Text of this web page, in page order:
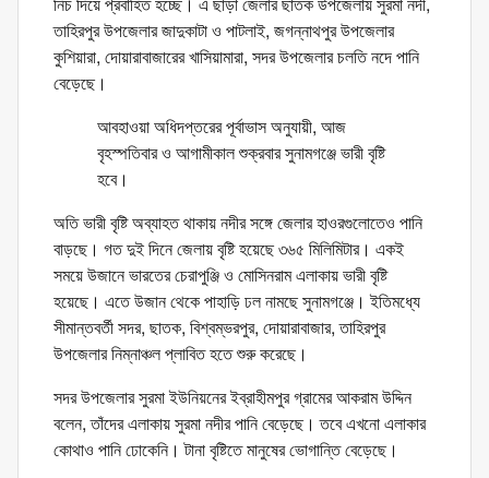
তাহিরপুর উপজেলার জাদুকাটা ও পাটলাই, জগন্নাথপুর উপজেলার
কুশিয়ারা, দোয়ারাবাজারের খাসিয়ামারা, সদর উপজেলার চলতি নদে পানি
বেড়েছে।
আবহাওয়া অধিদপ্তরের পূর্বাভাস অনুযায়ী, আজ
বৃহস্পতিবার ও আগামীকাল শুক্রবার সুনামগঞ্জে ভারী বৃষ্টি
হবে।
অতি ভারী বৃষ্টি অব্যাহত থাকায় নদীর সঙ্গে জেলার হাওরগুলোতেও পানি
বাড়ছে। গত দুই দিনে জেলায় বৃষ্টি হয়েছে ৩৬৫ মিলিমিটার। একই
সময়ে উজানে ভারতের চেরাপুঞ্জি ও মোসিনরাম এলাকায় ভারী বৃষ্টি
হয়েছে। এতে উজান থেকে পাহাড়ি ঢল নামছে সুনামগঞ্জে। ইতিমধ্যে
সীমান্তবর্তী সদর, ছাতক, বিশ্বম্ভরপুর, দোয়ারাবাজার, তাহিরপুর
উপজেলার নিম্নাঞ্চল প্লাবিত হতে শুরু করেছে।
সদর উপজেলার সুরমা ইউনিয়নের ইব্রাহীমপুর গ্রামের আকরাম উদ্দিন
বলেন, তাঁদের এলাকায় সুরমা নদীর পানি বেড়েছে। তবে এখনো এলাকার
কোথাও পানি ঢোকেনি। টানা বৃষ্টিতে মানুষের ভোগান্তি বেড়েছে।